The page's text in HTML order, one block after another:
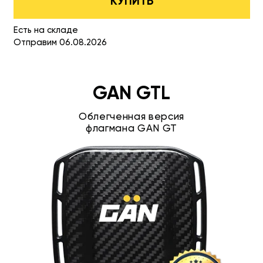
Есть на складе
Отправим 06.08.2026
GAN GTL
Облегченная версия
флагмана GAN GT